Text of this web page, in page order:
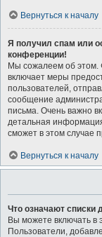
Вернуться к началу
Я получил спам или
конференции!
Мы сожалеем об этом.
включает меры
пользователей,
сообщение
письма. Очень важно
детальная
сможет в этом случае
Вернуться к началу
Что означают списки
Вы можете включать в
Пользователи,